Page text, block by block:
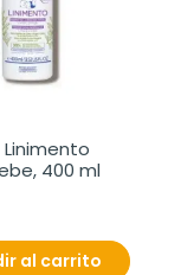
400 ml
al carrito